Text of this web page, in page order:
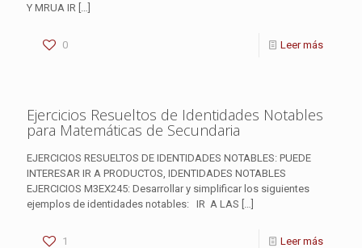
Y MRUA IR […]
0 Leer más
Ejercicios Resueltos de Identidades Notables
para Matemáticas de Secundaria
EJERCICIOS RESUELTOS DE IDENTIDADES NOTABLES: PUEDE
INTERESAR IR A PRODUCTOS, IDENTIDADES NOTABLES
EJERCICIOS M3EX245: Desarrollar y simplificar los siguientes
ejemplos de identidades notables: IR A LAS […]
1 Leer más